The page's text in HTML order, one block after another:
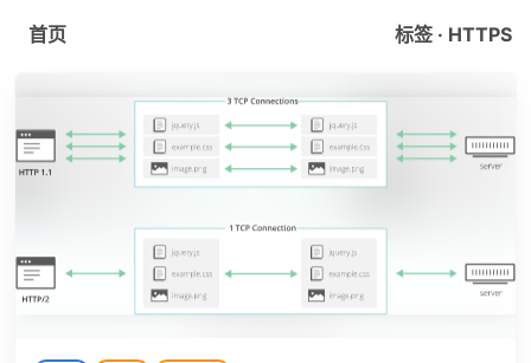
首页 标签 · HTTPS